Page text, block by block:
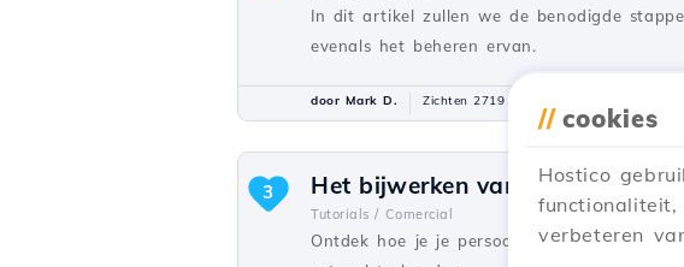
In dit artikel zullen we de benodigde
evenals het beheren ervan.
door Mark D. Zichten 2719
Het bijwerken van persoonlijke
Tutorials / Comercial
Ontdek hoe je je persoonlijke gegevens in
3
// cookies
Hostico
verbeteren